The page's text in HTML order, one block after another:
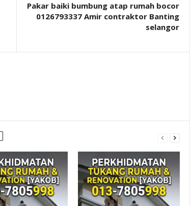
Pakar baiki bumbung atap rumah bocor
0126793337 Amir contraktor Banting
selangor